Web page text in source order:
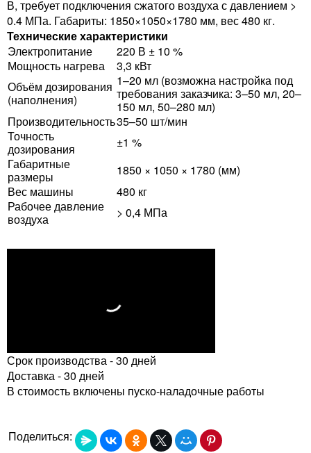
В, требует подключения сжатого воздуха с давлением >
0.4 МПа. Габариты: 1850×1050×1780 мм, вес 480 кг.
Технические характеристики
Электропитание
220 В ± 10 %
Мощность нагрева
3,3 кВт
Объём дозирования
(наполнения)
1–20 мл (возможна настройка под
требования заказчика: 3–50 мл, 20–
150 мл, 50–280 мл)
Производительность35–50 шт/мин
Точность
дозирования
±1 %
Габаритные
размеры
1850 × 1050 × 1780 (мм)
Вес машины
480 кг
Рабочее давление
воздуха
> 0,4 МПа
Срок производства - 30 дней
Доставка - 30 дней
В стоимость включены пуско-наладочные работы
Поделиться: